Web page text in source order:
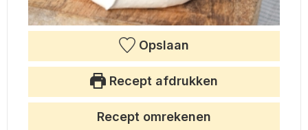
Opslaan
Recept afdrukken
Recept omrekenen